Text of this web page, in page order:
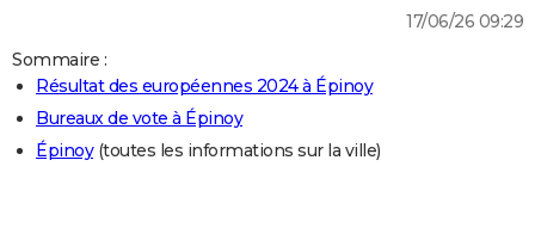
Guides de France
Escapades
Patrimoine
Expositions
Musées
Week-end nature
LIFESTYLE
Art de vivre
Bien-être
Loisirs
Mode
Modes de vie
17/06/26 09:29
Sommaire :
Résultat des européennes 2024 à Épinoy
Bureaux de vote à Épinoy
Épinoy(toutes les informations sur la ville)